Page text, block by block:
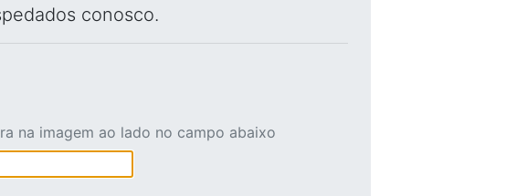
conosco.
na imagem ao lado no campo abaixo